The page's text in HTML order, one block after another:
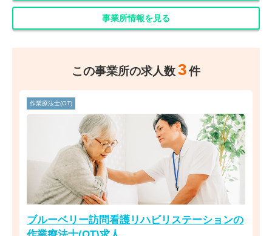
事業所情報を見る
この事業所の求人数3件
作業療法士(OT)
ブルーベリー訪問看護リハビリステーションの